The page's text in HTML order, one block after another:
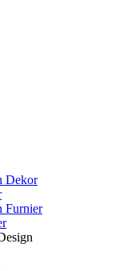
Dekor
Furnier